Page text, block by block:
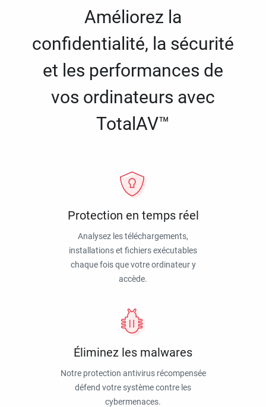
Améliorez la
confidentialité, la sécurité
et les performances de
vos ordinateurs avec
TotalAV™
Protection en temps réel
Analysez les téléchargements,
installations et fichiers exécutables
chaque fois que votre ordinateur y
accède.
Éliminez les malwares
Notre protection antivirus récompensée
défend votre système contre les
cybermenaces.